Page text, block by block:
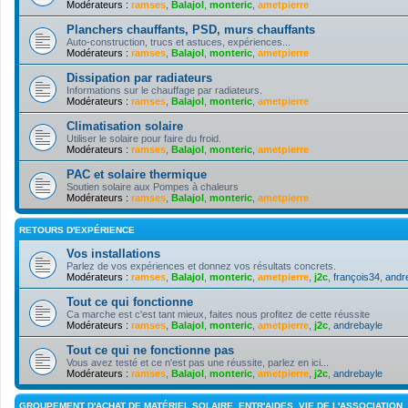
Modérateurs : ramses Balajol monteric ametpierre
Planchers chauffants, PSD, murs chauffants
Auto-construction, trucs et astuces, expériences...
Modérateurs : ramses Balajol monteric ametpierre
Dissipation par radiateurs
Informations sur le chauffage par radiateurs.
Modérateurs : ramses Balajol monteric ametpierre
Climatisation solaire
Utiliser le solaire pour faire du froid.
Modérateurs : ramses Balajol monteric ametpierre
PAC et solaire thermique
Soutien solaire aux Pompes à chaleurs
Modérateurs : ramses Balajol monteric ametpierre
RETOURS D'EXPÉRIENCE
Vos installations
Parlez de vos expériences et donnez vos résultats concrets.
Modérateurs : ramses Balajol monteric ametpierre j2c françois34
Tout ce qui fonctionne
Ca marche est c'est tant mieux, faites nous profitez de cette réussite
Modérateurs : ramses Balajol monteric ametpierre j2c andrebayle
Tout ce qui ne fonctionne pas
Vous avez testé et ce n'est pas une réussite, parlez en ici...
Modérateurs : ramses Balajol monteric ametpierre j2c andrebayle
GROUPEMENT D'ACHAT DE MATÉRIEL SOLAIRE, ENTR'AIDES, VIE DE L'ASSOCIATION,